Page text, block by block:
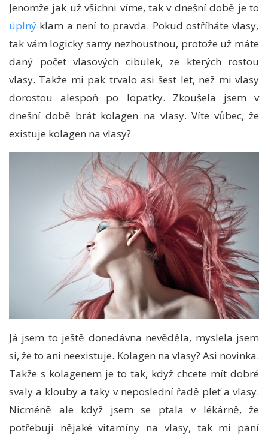
Jenomže jak už všichni víme, tak v dnešní době je to
úplný klam a není to pravda. Pokud ostříháte vlasy,
tak vám logicky samy nezhoustnou, protože už máte
daný počet vlasových cibulek, ze kterých rostou
vlasy. Takže mi pak trvalo asi šest let, než mi vlasy
dorostou alespoň po lopatky. Zkoušela jsem v
dnešní době brát kolagen na vlasy. Víte vůbec, že
existuje kolagen na vlasy?
Já jsem to ještě donedávna nevěděla, myslela jsem
si, že to ani neexistuje. Kolagen na vlasy? Asi novinka.
Takže s kolagenem je to tak, když chcete mít dobré
svaly a klouby a taky v neposlední řadě pleť a vlasy.
Nicméně ale když jsem se ptala v lékárně, že
potřebuji nějaké vitamíny na vlasy, tak mi paní